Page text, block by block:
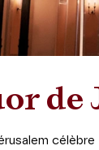
de